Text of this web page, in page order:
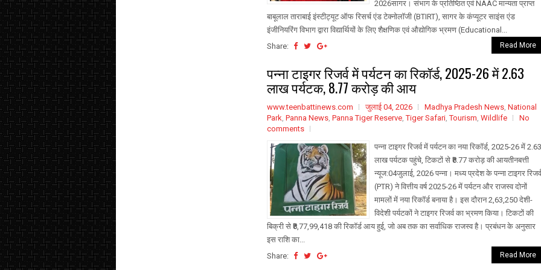
2026सागर। संभाग के प्रतिष्ठित एवं NAAC मान्यता प्राप्त
बाबूलाल ताराबाई इंस्टीट्यूट ऑफ रिसर्च एंड टेक्नोलॉजी (BTIRT), सागर के कंप्यूटर साइंस एंड
इंजीनियरिंग विभाग द्वारा विद्यार्थियों के लिए शैक्षणिक एवं औद्योगिक भ्रमण (Educational...
Share:
Read More
पन्ना टाइगर रिजर्व में पर्यटन का रिकॉर्ड, 2025-26 में 2.63
लाख पर्यटक, ₹8.77 करोड़ की आय
www.teenbattinews.com जुलाई 04, 2026 Madhya Pradesh News, National
Park, Panna News, Panna Tiger Reserve,Tiger Safari,Tourism, Wildlife
No
comments
पन्ना टाइगर रिजर्व में पर्यटन का नया रिकॉर्ड, 2025-26 में 2.63
लाख पर्यटक पहुंचे, टिकटों से ₹8.77 करोड़ की आयतीनबत्ती
न्यूज:04जुलाई, 2026 पन्ना। मध्य प्रदेश के पन्ना टाइगर रिजर्व
(PTR) ने वित्तीय वर्ष 2025-26 में पर्यटन और राजस्व दोनों
मामलों में नया रिकॉर्ड बनाया है। इस दौरान 2,63,250 देशी-
विदेशी पर्यटकों ने टाइगर रिजर्व का भ्रमण किया। टिकटों की
बिक्री से ₹8,77,99,418 की रिकॉर्ड आय हुई, जो अब तक का सर्वाधिक राजस्व है। प्रबंधन के अनुसार
इस राशि का...
Share:
Read More